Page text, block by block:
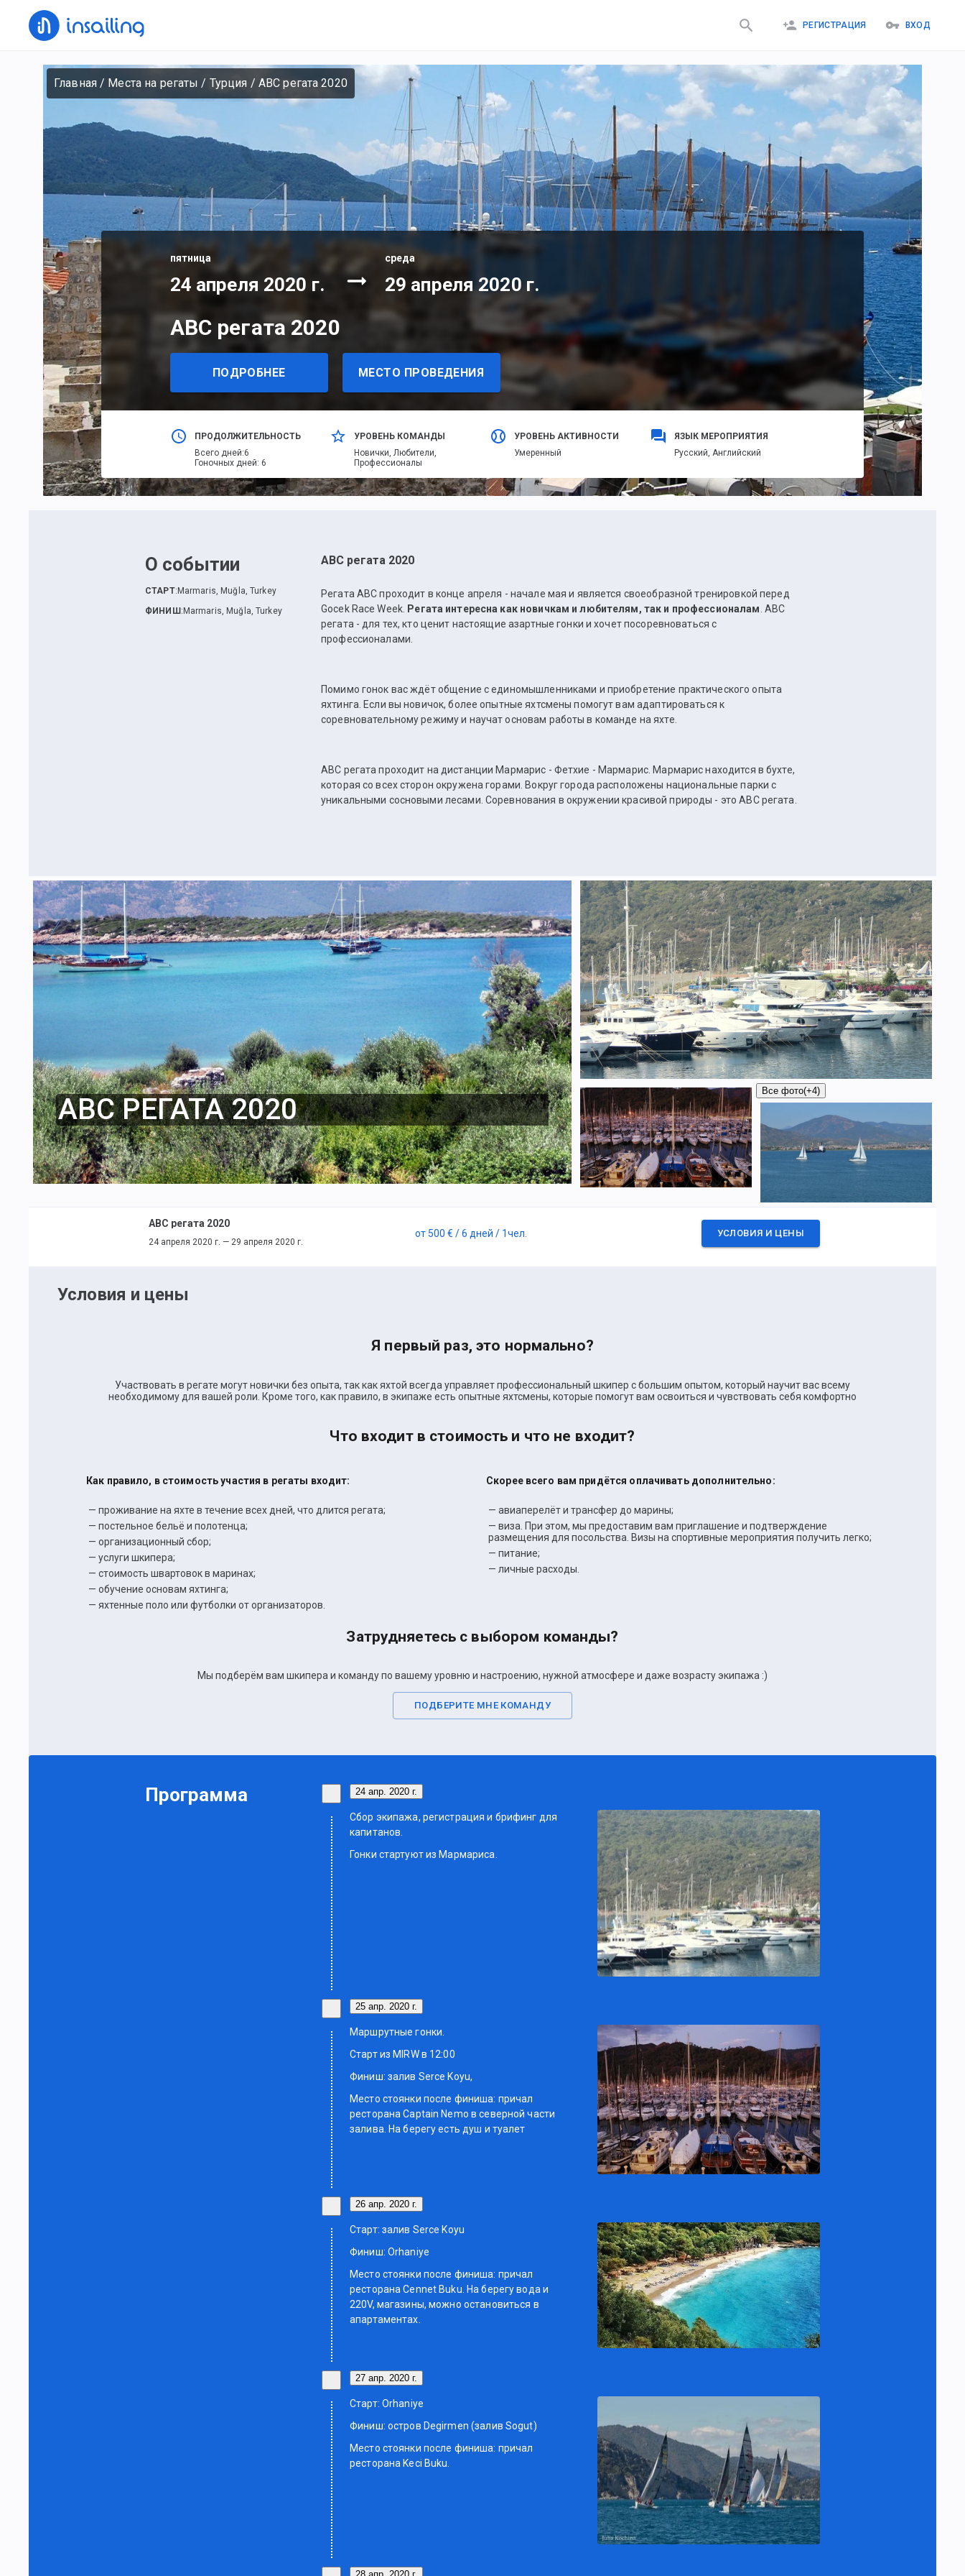
РЕГИСТРАЦИЯ ВХОД
Главная/ Места на регаты / Турция / АВС регата 2020
пятница
24 апреля 2020 г.
среда
29 апреля 2020 г.
АВС регата 2020
ПОДРОБНЕЕ МЕСТО ПРОВЕДЕНИЯ
ПРОДОЛЖИТЕЛЬНОСТЬ
Всего дней:6
Гоночных дней: 6
УРОВЕНЬ КОМАНДЫ
Новички,Любители,
Профессионалы
УРОВЕНЬ АКТИВНОСТИ
Умеренный
ЯЗЫК МЕРОПРИЯТИЯ
Русский, Английский
О событии
СТАРТ: Marmaris, Muğla, Turkey
ФИНИШ : Marmaris, Muğla, Turkey
АВС регата 2020
Регата АВС проходит в конце апреля - начале мая и является своеобразной тренировкой перед
Gocek Race Week. Регата интересна как новичкам и любителям, так и профессионалам. АВС
регата - для тех, кто ценит настоящие азартные гонки и хочет посоревноваться с
профессионалами.
Помимо гонок вас ждёт общение с единомышленниками и приобретение практического опыта
яхтинга. Если вы новичок, более опытные яхтсмены помогут вам адаптироваться к
соревновательному режиму и научат основам работы в команде на яхте.
АВС регата проходит на дистанции Мармарис - Фетхие - Мармарис. Мармарис находится в бухте,
которая со всех сторон окружена горами. Вокруг города расположены национальные парки с
уникальными сосновыми лесами. Соревнования в окружении красивой природы - это АВС регата.
АВС РЕГАТА 2020
Все фото(+4)
АВС регата 2020
24 апреля 2020 г. — 29 апреля 2020 г.
от 500 € / 6 дней / 1чел. УСЛОВИЯ И ЦЕНЫ
Условия и цены
Я первый раз, это нормально?
Участвовать в регате могут новички без опыта, так как яхтой всегда управляет профессиональный шкипер с большим опытом, который научит вас всему
необходимому для вашей роли. Кроме того, как правило, в экипаже есть опытные яхтсмены, которые помогут вам освоиться и чувствовать себя комфортно
Что входит в стоимость и что не входит?
Как правило, в стоимость участия в регаты входит:
— проживание на яхте в течение всех дней, что длится регата;
— постельное бельё и полотенца;
— организационный сбор;
— услуги шкипера;
— стоимость швартовок в маринах;
— обучение основам яхтинга;
— яхтенные поло или футболки от организаторов.
Скорее всего вам придётся оплачивать дополнительно:
— авиаперелёт и трансфер до марины;
— виза. При этом, мы предоставим вам приглашение и подтверждение
размещения для посольства. Визы на спортивные мероприятия получить легко;
— питание;
— личные расходы.
Затрудняетесь с выбором команды?
Мы подберём вам шкипера и команду по вашему уровню и настроению, нужной атмосфере и даже возрасту экипажа :)
ПОДБЕРИТЕ МНЕ КОМАНДУ
Программа 24 апр. 2020 г.
Сбор экипажа, регистрация и брифинг для
капитанов.
Гонки стартуют из Мармариса.
25 апр. 2020 г.
Маршрутные гонки.
Старт из MIRW в 12:00
Финиш: залив Serce Koyu,
Место стоянки после финиша: причал
ресторана Captain Nemo в северной части
залива. На берегу есть душ и туалет
26 апр. 2020 г.
Старт: залив Serce Koyu
Финиш: Orhaniye
Место стоянки после финиша: причал
ресторана Cennet Buku. На берегу вода и
220V, магазины, можно остановиться в
апартаментах.
27 апр. 2020 г.
Старт: Orhaniye
Финиш: остров Degirmen (залив Sogut)
Место стоянки после финиша: причал
ресторана Keci Buku.